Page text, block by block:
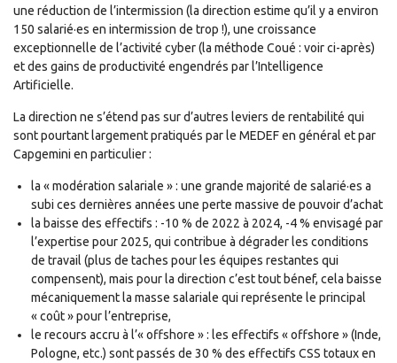
une réduction de l’intermission (la direction estime qu’il y a environ
150 salarié·es en intermission de trop !), une croissance
exceptionnelle de l’activité cyber (la méthode Coué : voir ci-après)
et des gains de productivité engendrés par l’Intelligence
Artificielle.
La direction ne s’étend pas sur d’autres leviers de rentabilité qui
sont pourtant largement pratiqués par le MEDEF en général et par
Capgemini en particulier :
la « modération salariale » : une grande majorité de salarié·es a
subi ces dernières années une perte massive de pouvoir d’achat
la baisse des effectifs : -10 % de 2022 à 2024, -4 % envisagé par
l’expertise pour 2025, qui contribue à dégrader les conditions
de travail (plus de taches pour les équipes restantes qui
compensent), mais pour la direction c’est tout bénef, cela baisse
mécaniquement la masse salariale qui représente le principal
« coût » pour l’entreprise,
le recours accru à l’« offshore » : les effectifs « offshore » (Inde,
Pologne, etc.) sont passés de 30 % des effectifs CSS totaux en